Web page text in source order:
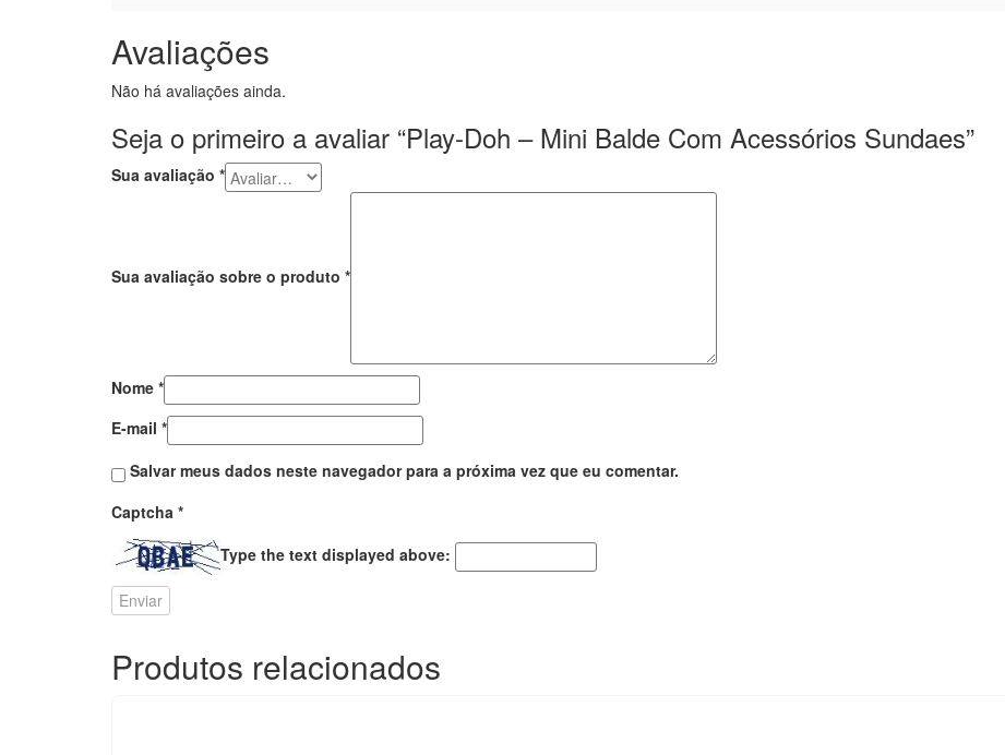
Avaliações
Não há avaliações ainda.
Seja o primeiro a avaliar “Play-Doh – Mini Balde Com Acessórios Sundaes”
Sua avaliação *
Sua avaliação sobre o produto *
Nome *
E-mail *
Salvar meus dados neste navegador para a próxima vez que eu comentar.
Captcha *
Type the text displayed above:
Produtos relacionados